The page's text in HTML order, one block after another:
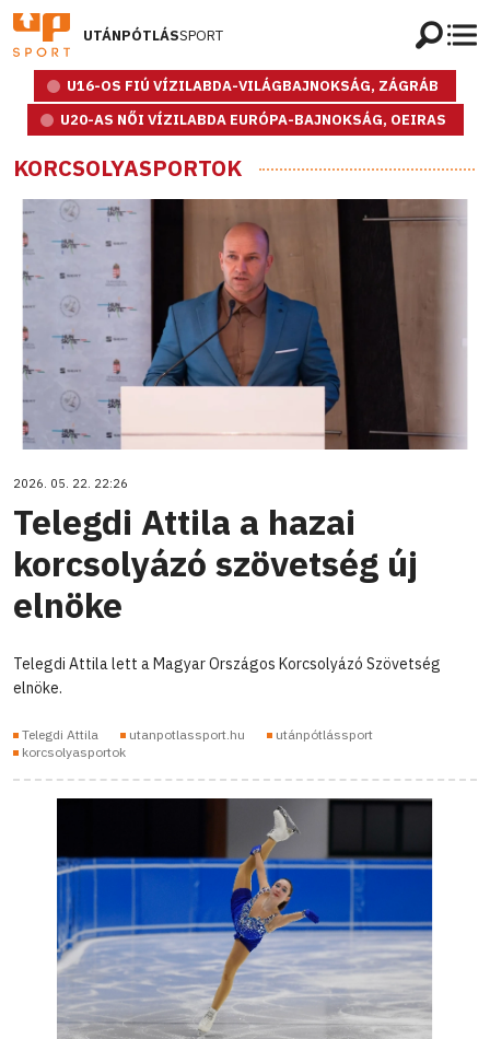
UTÁNPÓTLÁSSPORT
U16-OS FIÚ VÍZILABDA-VILÁGBAJNOKSÁG, ZÁGRÁB
U20-AS NŐI VÍZILABDA EURÓPA-BAJNOKSÁG, OEIRAS
KORCSOLYASPORTOK
2026. 05. 22. 22:26
Telegdi Attila a hazai
korcsolyázó szövetség új
elnöke
Telegdi Attila lett a Magyar Országos Korcsolyázó Szövetség
elnöke.
Telegdi Attila utanpotlassport.hu
utánpótlássport
korcsolyasportok